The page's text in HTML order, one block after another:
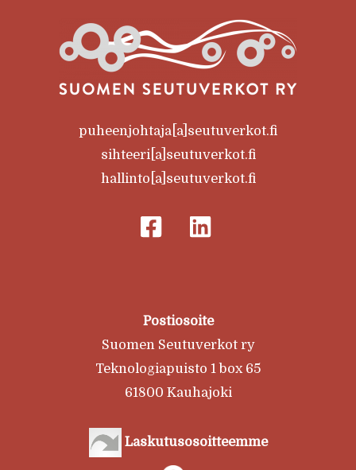
puheenjohtaja[a]seutuverkot.fi
sihteeri[a]seutuverkot.fi
hallinto[a]seutuverkot.fi
Postiosoite
Suomen Seutuverkot ry
Teknologiapuisto 1 box 65
61800 Kauhajoki
Laskutusosoitteemme